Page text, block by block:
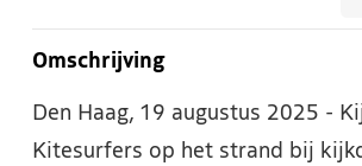
Omschrijving
Den Haag, 19 augustus 2025 -
Kitesurfers op het strand bij